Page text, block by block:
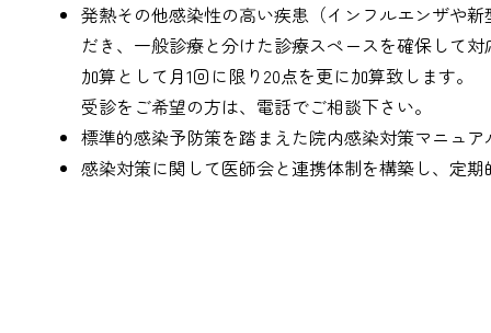
発熱その他感染性の高い疾患（インフルエンザや
だき、一般診療と分けた診療スペースを確保して
加算として月1回に限り20点を更に加算致します。
受診をご希望の方は、電話でご相談下さい。
標準的感染予防策を踏まえた院内感染対策マニュ
感染対策に関して医師会と連携体制を構築し、定